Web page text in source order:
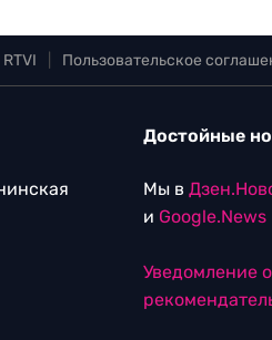
Пользовательское
Достойные
Мы в
и Google.News
Уведомление